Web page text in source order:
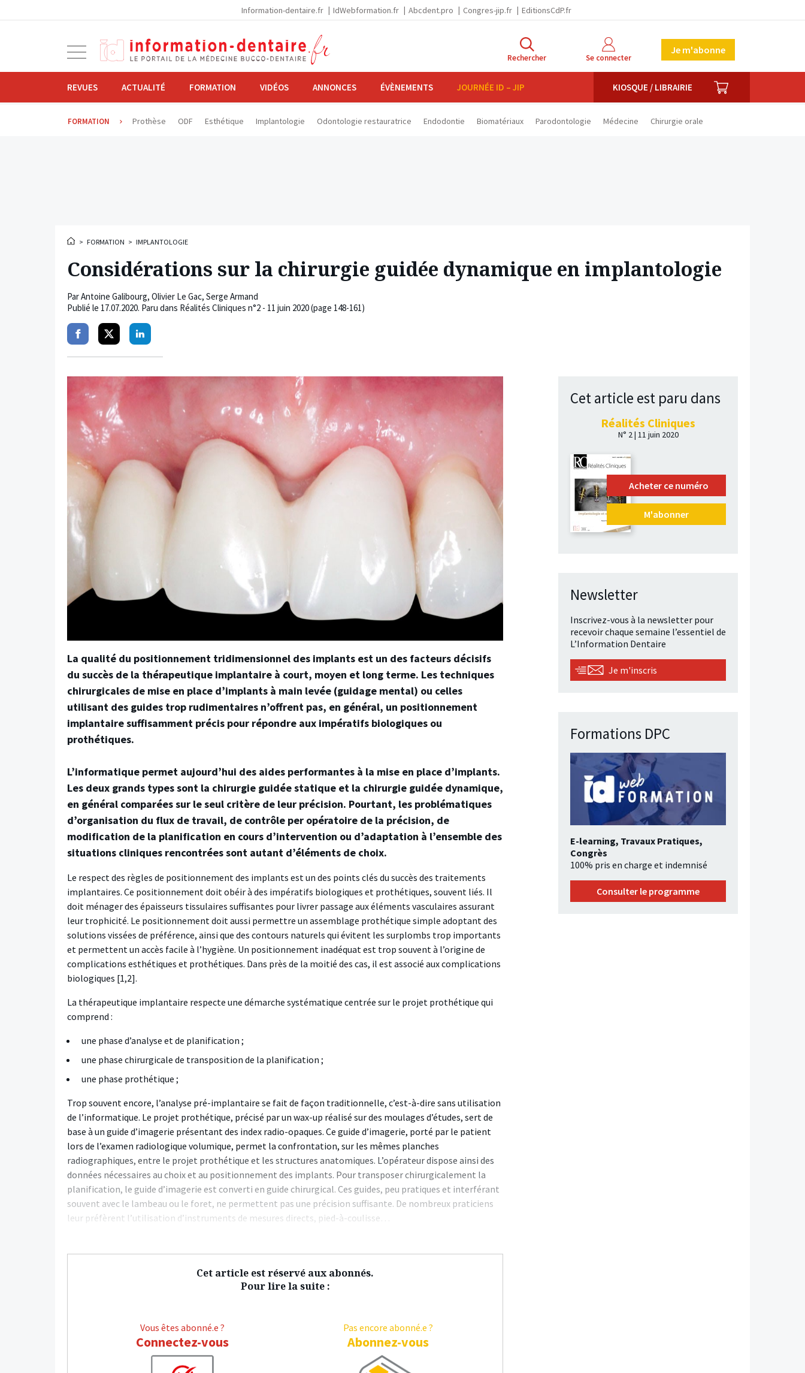
Information-dentaire.fr IdWebformation.fr Abcdent.pro Congres-jip.fr EditionsCdP.fr
navigation
Rechercher Se connecter
Je m'abonne
REVUES ACTUALITÉ FORMATION VIDÉOS ANNONCES ÉVÈNEMENTS JOURNÉE ID – JIP KIOSQUE / LIBRAIRIE PANIER
FORMATION Prothèse ODF Esthétique Implantologie Odontologie restauratrice Endodontie Biomatériaux Parodontologie Médecine Chirurgie orale
> FORMATION > IMPLANTOLOGIE
Considérations sur la chirurgie guidée dynamique en implantologie
ParAntoine Galibourg, Olivier Le Gac, Serge Armand
Publié le 17.07.2020. Paru dans Réalités Cliniques n°2 - 11 juin 2020 (page 148-161)
PartagerPartagerPartager
La qualité du positionnement tridimensionnel des implants est un des facteurs décisifs
du succès de la thérapeutique implantaire à court, moyen et long terme. Les techniques
chirurgicales de mise en place d’implants à main levée (guidage mental) ou celles
utilisant des guides trop rudimentaires n’offrent pas, en général, un positionnement
implantaire suffisamment précis pour répondre aux impératifs biologiques ou
prothétiques.
L’informatique permet aujourd’hui des aides performantes à la mise en place d’implants.
Les deux grands types sont la chirurgie guidée statique et la chirurgie guidée dynamique,
en général comparées sur le seul critère de leur précision. Pourtant, les problématiques
d’organisation du flux de travail, de contrôle per opératoire de la précision, de
modification de la planification en cours d’intervention ou d’adaptation à l’ensemble des
situations cliniques rencontrées sont autant d’éléments de choix.
Le respect des règles de positionnement des implants est un des points clés du succès des traitements
implantaires. Ce positionnement doit obéir à des impératifs biologiques et prothétiques, souvent liés. Il
doit ménager des épaisseurs tissulaires suffisantes pour livrer passage aux éléments vasculaires assurant
leur trophicité. Le positionnement doit aussi permettre un assemblage prothétique simple adoptant des
solutions vissées de préférence, ainsi que des contours naturels qui évitent les surplombs trop importants
et permettent un accès facile à l’hygiène. Un positionnement inadéquat est trop souvent à l’origine de
complications esthétiques et prothétiques. Dans près de la moitié des cas, il est associé aux complications
biologiques [1,2].
La thérapeutique implantaire respecte une démarche systématique centrée sur le projet prothétique qui
comprend :
une phase d’analyse et de planification ;
une phase chirurgicale de transposition de la planification ;
une phase prothétique ;
Trop souvent encore, l’analyse pré-implantaire se fait de façon traditionnelle, c’est-à-dire sans utilisation
de l’informatique. Le projet prothétique, précisé par un wax-up réalisé sur des moulages d’études, sert de
base à un guide d’imagerie présentant des index radio-opaques. Ce guide d’imagerie, porté par le patient
lors de l’examen radiologique volumique, permet la confrontation, sur les mêmes planches
radiographiques, entre le projet prothétique et les structures anatomiques. L’opérateur dispose ainsi des
données nécessaires au choix et au positionnement des implants. Pour transposer chirurgicalement la
planification, le guide d’imagerie est converti en guide chirurgical. Ces guides, peu pratiques et interférant
souvent avec le lambeau ou le foret, ne permettent pas une précision suffisante. De nombreux praticiens
leur préfèrent l’utilisation d’instruments de mesures directs, pied-à-coulisse…
Cet article est réservé aux abonnés.
Pour lire la suite :
Vous êtes abonné.e ?
Connectez-vous
Pas encore abonné.e ?
Abonnez-vous
Cet article est paru dans
Réalités Cliniques
N° 2 | 11 juin 2020
Acheter ce numéro
M'abonner
Newsletter
Inscrivez-vous à la newsletter pour
recevoir chaque semaine l’essentiel de
L’Information Dentaire
Je m'inscris
Formations DPC
E-learning, Travaux Pratiques,
Congrès
100% pris en charge et indemnisé
Consulter le programme